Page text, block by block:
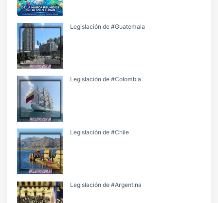
Legislación de #Guatemala
Legislación de #Colombia
Legislación de #Chile
Legislación de #Argentina